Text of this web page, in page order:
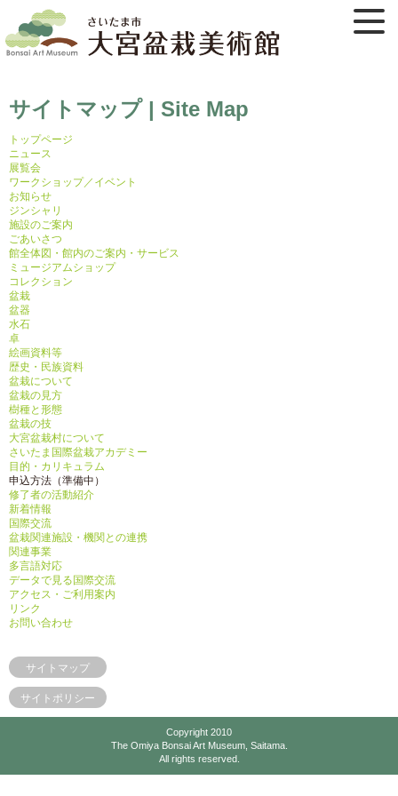
サイトマップ | Site Map
トップページ
ニュース
展覧会
ワークショップ／イベント
お知らせ
ジンシャリ
施設のご案内
ごあいさつ
館全体図・館内のご案内・サービス
ミュージアムショップ
コレクション
盆栽
盆器
水石
卓
絵画資料等
歴史・民族資料
盆栽について
盆栽の見方
樹種と形態
盆栽の技
大宮盆栽村について
さいたま国際盆栽アカデミー
目的・カリキュラム
申込方法（準備中）
修了者の活動紹介
新着情報
国際交流
盆栽関連施設・機関との連携
関連事業
多言語対応
データで見る国際交流
アクセス・ご利用案内
リンク
お問い合わせ
サイトマップ
サイトポリシー
Copyright 2010
The Omiya Bonsai Art Museum, Saitama.
All rights reserved.